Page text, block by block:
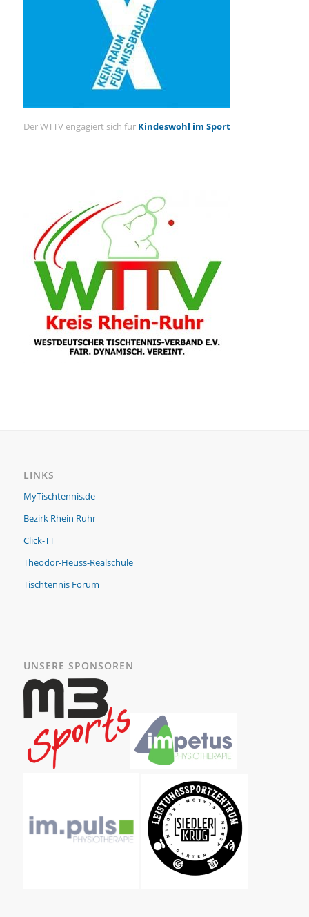
Der WTTV engagiert sich für Kindeswohl im Sport
LINKS
MyTischtennis.de
Bezirk Rhein Ruhr
Click-TT
Theodor-Heuss-Realschule
Tischtennis Forum
UNSERE SPONSOREN